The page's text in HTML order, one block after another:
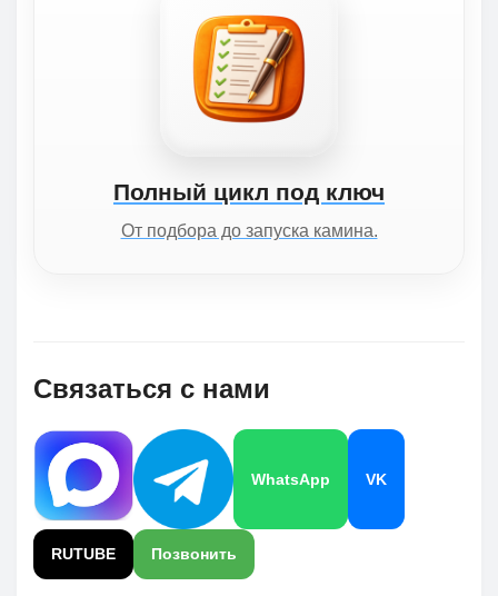
Полный цикл под ключ
От подбора до запуска камина.
Связаться с нами
WhatsApp VK
RUTUBE Позвонить